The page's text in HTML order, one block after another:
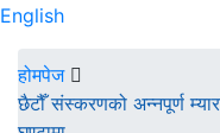
English
होमपेज
छैटौँ संस्करणको अन्नपूर्ण